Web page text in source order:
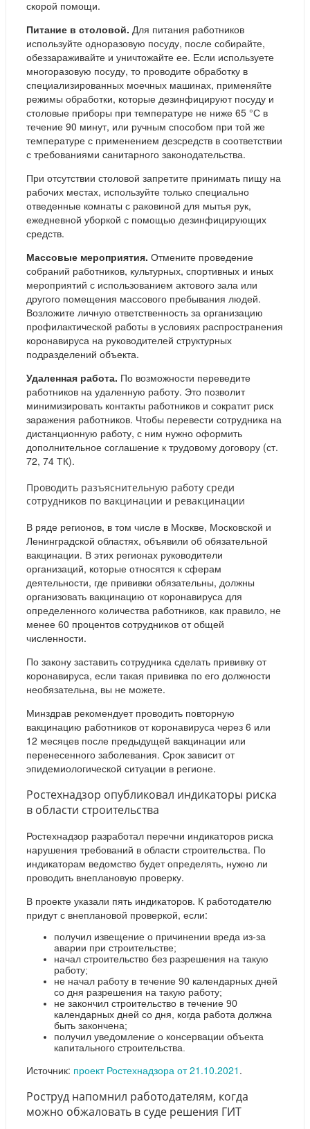
скорой помощи.
Питание в столовой. Для питания работников
используйте одноразовую посуду, после собирайте,
обеззараживайте и уничтожайте ее. Если используете
многоразовую посуду, то проводите обработку в
специализированных моечных машинах, применяйте
режимы обработки, которые дезинфицируют посуду и
столовые приборы при температуре не ниже 65 °С в
течение 90 минут, или ручным способом при той же
температуре с применением дезсредств в соответствии
с требованиями санитарного законодательства.
При отсутствии столовой запретите принимать пищу на
рабочих местах, используйте только специально
отведенные комнаты с раковиной для мытья рук,
ежедневной уборкой с помощью дезинфицирующих
средств.
Массовые мероприятия. Отмените проведение
собраний работников, культурных, спортивных и иных
мероприятий с использованием актового зала или
другого помещения массового пребывания людей.
Возложите личную ответственность за организацию
профилактической работы в условиях распространения
коронавируса на руководителей структурных
подразделений объекта.
Удаленная работа. По возможности переведите
работников на удаленную работу. Это позволит
минимизировать контакты работников и сократит риск
заражения работников. Чтобы перевести сотрудника на
дистанционную работу, с ним нужно оформить
дополнительное соглашение к трудовому договору (ст.
72, 74 ТК).
Проводить разъяснительную работу среди
сотрудников по вакцинации и ревакцинации
В ряде регионов, в том числе в Москве, Московской и
Ленинградской областях, объявили об обязательной
вакцинации. В этих регионах руководители
организаций, которые относятся к сферам
деятельности, где прививки обязательны, должны
организовать вакцинацию от коронавируса для
определенного количества работников, как правило, не
менее 60 процентов сотрудников от общей
численности.
По закону заставить сотрудника сделать прививку от
коронавируса, если такая прививка по его должности
необязательна, вы не можете.
Минздрав рекомендует проводить повторную
вакцинацию работников от коронавируса через 6 или
12 месяцев после предыдущей вакцинации или
перенесенного заболевания. Срок зависит от
эпидемиологической ситуации в регионе.
Ростехнадзор опубликовал индикаторы риска
в области строительства
Ростехнадзор разработал перечни индикаторов риска
нарушения требований в области строительства. По
индикаторам ведомство будет определять, нужно ли
проводить внеплановую проверку.
В проекте указали пять индикаторов. К работодателю
придут с внеплановой проверкой, если:
получил извещение о причинении вреда из-за
аварии при строительстве;
начал строительство без разрешения на такую
работу;
не начал работу в течение 90 календарных дней
со дня разрешения на такую работу;
не закончил строительство в течение 90
календарных дней со дня, когда работа должна
быть закончена;
получил уведомление о консервации объекта
капитального строительства.
Источник: проект Ростехнадзора от 21.10.2021 .
Роструд напомнил работодателям, когда
можно обжаловать в суде решения ГИТ